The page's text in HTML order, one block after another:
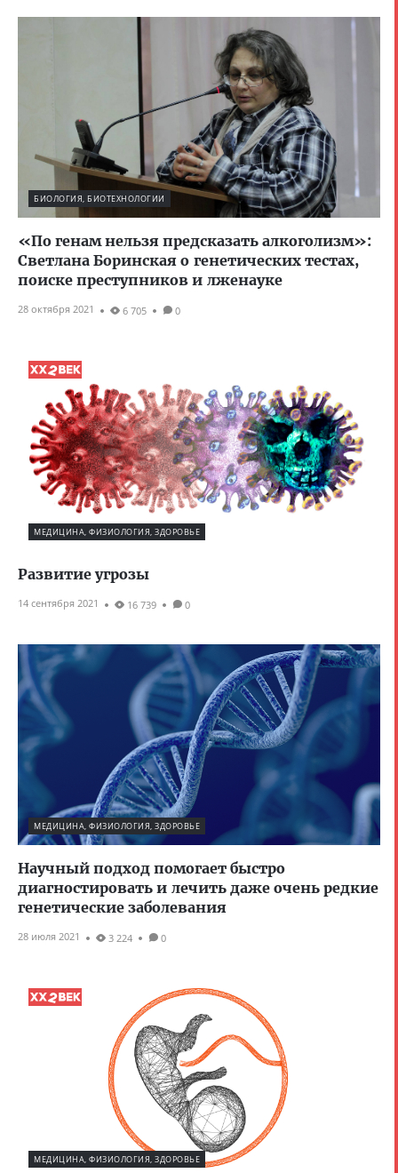
БИОЛОГИЯ, БИОТЕХНОЛОГИИ
«По генам нельзя предсказать алкоголизм»:
Светлана Боринская о генетических тестах,
поиске преступников и лженауке
28 октября 2021 6 705 0
МЕДИЦИНА, ФИЗИОЛОГИЯ, ЗДОРОВЬЕ
Развитие угрозы
14 сентября 2021 16 739 0
МЕДИЦИНА, ФИЗИОЛОГИЯ, ЗДОРОВЬЕ
Научный подход помогает быстро
диагностировать и лечить даже очень редкие
генетические заболевания
28 июля 2021 3 224 0
МЕДИЦИНА, ФИЗИОЛОГИЯ, ЗДОРОВЬЕ